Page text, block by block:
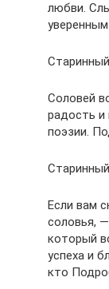
любви.
Соловей
радость
поэзии.
Если вам
соловья,
который
успеха и
кто